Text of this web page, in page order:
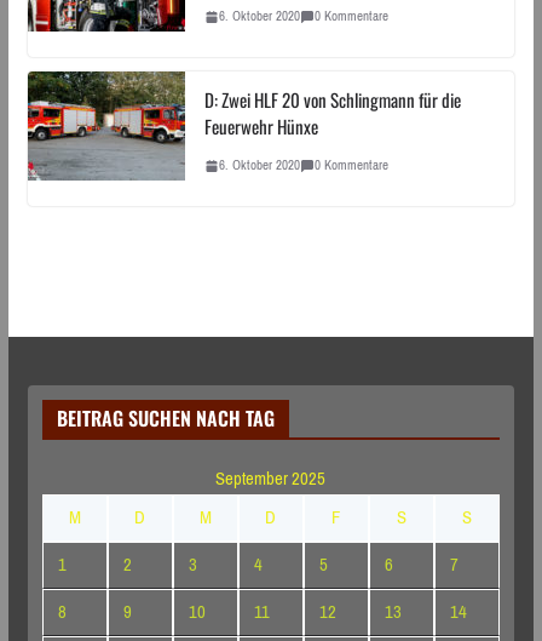
6. Oktober 2020 0 Kommentare
D: Zwei HLF 20 von Schlingmann für die
Feuerwehr Hünxe
6. Oktober 2020 0 Kommentare
BEITRAG SUCHEN NACH TAG
September 2025
M
D M D F S
S
1
2 3 4 5 6
7
8
9 10 11 12 13
14